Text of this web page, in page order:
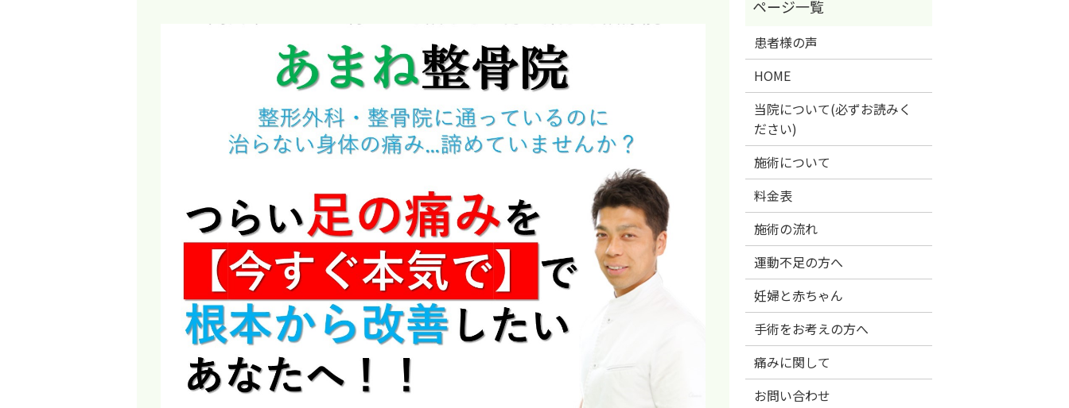
患者様の声
HOME
当院について(必ずお読みく
ださい)
施術について
料金表
施術の流れ
運動不足の方へ
妊婦と赤ちゃん
手術をお考えの方へ
痛みに関して
お問い合わせ